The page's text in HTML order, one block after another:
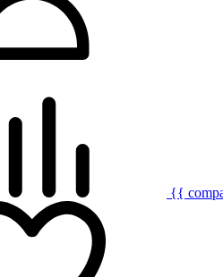
{{